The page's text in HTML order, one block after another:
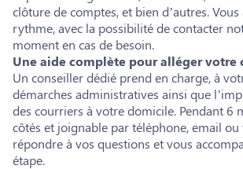
clôture de comptes, et bien d’autres.
rythme, avec la possibilité de contacter
moment en cas de besoin.
Une aide complète pour alléger votre
Un conseiller dédié prend en charge, à
démarches administratives ainsi que
des courriers à votre domicile. Pendant 6
côtés et joignable par téléphone, email
répondre à vos questions et vous
étape.